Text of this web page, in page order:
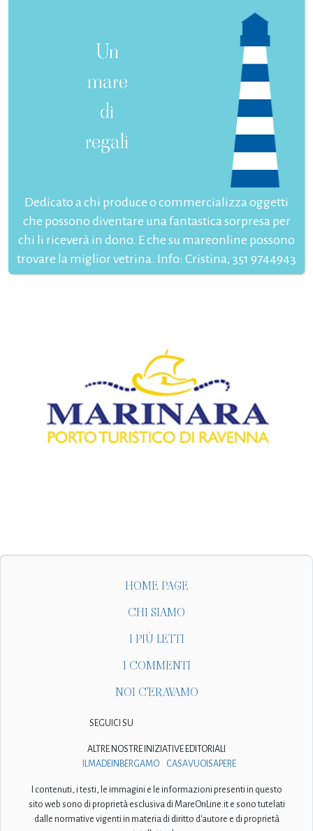
Un
mare
di
regali
Dedicato a chi produce o commercializza oggetti
che possono diventare una fantastica sorpresa per
chi li riceverà in dono. E che su mareonline possono
trovare la miglior vetrina. Info: Cristina, 351 9744943
HOME PAGE
CHI SIAMO
I PIÙ LETTI
I COMMENTI
NOI C'ERAVAMO
SEGUICI SU
ALTRE NOSTRE INIZIATIVE EDITORIALI
ILMADEINBERGAMO
CASAVUOISAPERE
I contenuti, i testi, le immagini e le informazioni presenti in questo
sito web sono di proprietà esclusiva di MareOnLine.it e sono tutelati
dalle normative vigenti in materia di diritto d'autore e di proprietà